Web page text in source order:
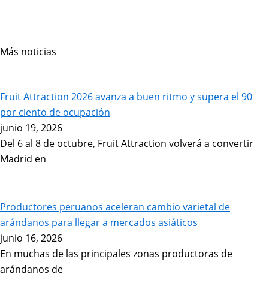
Más noticias
Fruit Attraction 2026 avanza a buen ritmo y supera el 90
por ciento de ocupación
junio 19, 2026
Del 6 al 8 de octubre, Fruit Attraction volverá a convertir
Madrid en
Productores peruanos aceleran cambio varietal de
arándanos para llegar a mercados asiáticos
junio 16, 2026
En muchas de las principales zonas productoras de
arándanos de